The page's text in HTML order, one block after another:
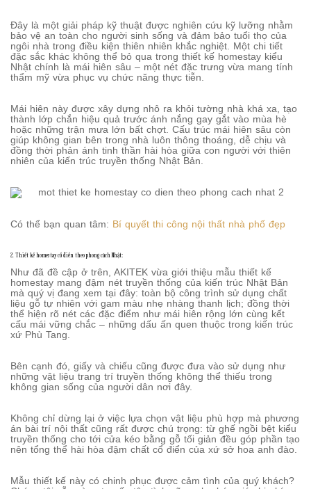
Đây là một giải pháp kỹ thuật được nghiên cứu kỹ lưỡng nhằm
bảo vệ an toàn cho người sinh sống và đảm bảo tuổi thọ của
ngôi nhà trong điều kiện thiên nhiên khắc nghiệt. Một chi tiết
đặc sắc khác không thể bỏ qua trong thiết kế homestay kiểu
Nhật chính là mái hiên sâu – một nét đặc trưng vừa mang tính
thẩm mỹ vừa phục vụ chức năng thực tiễn.
Mái hiên này được xây dựng nhô ra khỏi tường nhà khá xa, tạo
thành lớp chắn hiệu quả trước ánh nắng gay gắt vào mùa hè
hoặc những trận mưa lớn bất chợt. Cấu trúc mái hiên sâu còn
giúp không gian bên trong nhà luôn thông thoáng, dễ chịu và
đồng thời phản ánh tinh thần hài hòa giữa con người với thiên
nhiên của kiến trúc truyền thống Nhật Bản.
Có thể bạn quan tâm: Bí quyết thi công nội thất nhà phố đẹp
2. Thiết kế homestay cổ điển theo phong cách Nhật:
Như đã đề cập ở trên, AKITEK vừa giới thiệu mẫu thiết kế
homestay mang đậm nét truyền thống của kiến trúc Nhật Bản
mà quý vị đang xem tại đây: toàn bộ công trình sử dụng chất
liệu gỗ tự nhiên với gam màu nhẹ nhàng thanh lịch; đồng thời
thể hiện rõ nét các đặc điểm như mái hiên rộng lớn cùng kết
cấu mái vững chắc – những dấu ấn quen thuộc trong kiến trúc
xứ Phù Tang.
Bên cạnh đó, giấy và chiếu cũng được đưa vào sử dụng như
những vật liệu trang trí truyền thống không thể thiếu trong
không gian sống của người dân nơi đây.
Không chỉ dừng lại ở việc lựa chọn vật liệu phù hợp mà phương
án bài trí nội thất cũng rất được chú trọng: từ ghế ngồi bệt kiểu
truyền thống cho tới cửa kéo bằng gỗ tối giản đều góp phần tạo
nên tổng thể hài hòa đậm chất cổ điển của xứ sở hoa anh đào.
Mẫu thiết kế này có chinh phục được cảm tình của quý khách?